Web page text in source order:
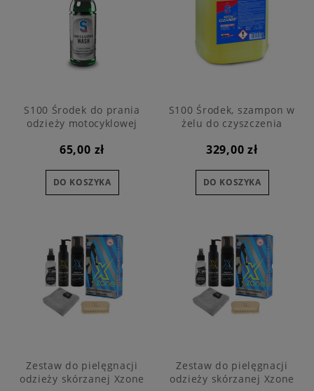
S100 Środek do prania
odzieży motocyklowej
65,00 zł
DO KOSZYKA
S100 Środek, szampon w
żelu do czyszczenia
329,00 zł
DO KOSZYKA
Zestaw do pielęgnacji
odzieży skórzanej Xzone
Zestaw do pielęgnacji
odzieży skórzanej Xzone